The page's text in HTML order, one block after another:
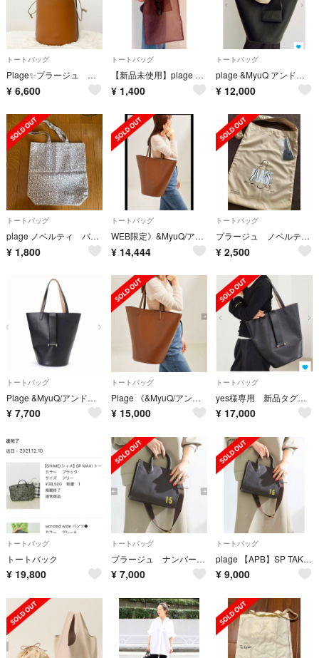
トートバッグ
Plage✨プラージュ バケツバッグ ハンドバッグ ラウンドバッグ
¥ 6,600
トートバッグ
【新品未使用】plage ノベルティ トートバック
¥ 1,400
トートバッグ
plage &MyuQ アンドミューク MATTEERAバッグ
¥ 12,000
トートバッグ
plage ノベルティ バッグ
¥ 1,800
トートバッグ
WEB限定》&MyuQ/アンドミューク 別注 MATTE ERA プラージュ
¥ 14,444
トートバッグ
プラージュ ノベルティ エコバッグ チャーム
¥ 2,500
トートバッグ
Plage &MyuQ/アンドミュークERA バッグ
¥ 7,700
トートバッグ
Plage 《&MyuQ/アンドミューク 別注 MATTE ERA バッグ
¥ 15,000
トートバッグ
yes様専用 新品タグ付き♡ ＆MyuQ/アンドミューク トートバッグ
¥ 17,000
トートバッグ
トートバック
¥ 19,800
トートバッグ
プラージュ ナンバートートバッグ
¥ 7,000
トートバッグ
plage 【APB】SP TAKE ME SOMEWHERE バッグ
¥ 9,000